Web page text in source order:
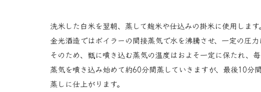
洗米した白米を翌朝、蒸して麹米や仕込みの掛米に使用します。
金光酒造ではボイラーの間接蒸気で水を沸騰させ、一定の圧
そのため、甑に噴き込む蒸気の温度はおよそ一定に保たれ、
蒸気を噴き込み始めて約60分間蒸していきますが、最後10分
蒸しに仕上がります。